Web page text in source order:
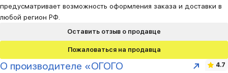
Оставить отзыв о продавце
Пожаловаться на продавца
предусматривает возможность оформления заказа и доставки в
любой регион РФ.
О производителе «ОГОГО
4.7